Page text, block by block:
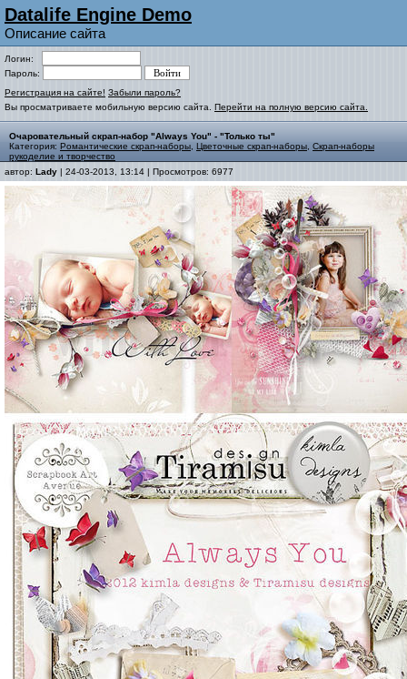
Datalife Engine Demo
Описание сайта
Логин:
Пароль:
Регистрация на сайте! Забыли пароль?
Вы просматриваете мобильную версию сайта. Перейти на полную версию сайта.
Очаровательный скрап-набор "Аlwаys You" - "Только ты"
Категория: Романтические скрап-наборы Цветочные скрап-наборы Скрап-наборы
рукоделие и творчество
автор: Lady | 24-03-2013, 13:14 | Просмотров: 6977